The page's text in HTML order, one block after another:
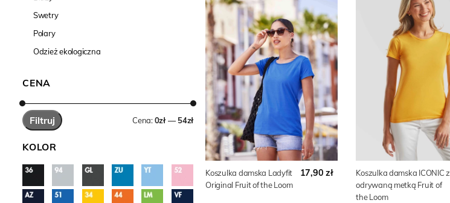
Swetry
Polary
Odzież ekologiczna
CENA
Filtruj Cena:0zł — 54zł
KOLOR
Koszulka damska Ladyfit
Original Fruit of the Loom
17,90 zł
Koszulka damska ICONIC z
odrywaną metką Fruit of
the Loom